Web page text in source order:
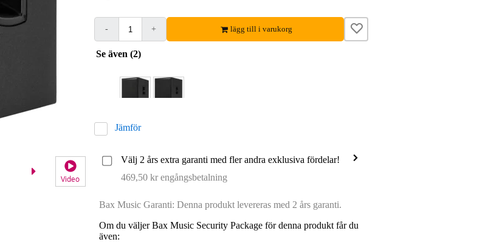
Video
- + lägg till i varukorg
Se även (2)
Jämför
Välj 2 års extra garanti med fler andra exklusiva fördelar!
469,50 kr engångsbetalning
Bax Music Garanti: Denna produkt levereras med 2 års garanti.
Om du väljer Bax Music Security Package för denna produkt får du
även: